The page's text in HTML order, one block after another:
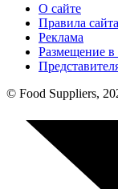
О сайте
Правила сайта
Реклама
Размещение в
© Food Suppliers,